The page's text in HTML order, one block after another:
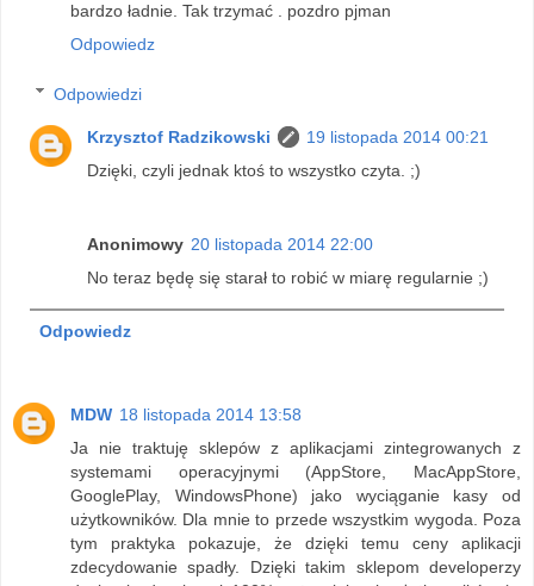
bardzo ładnie. Tak trzymać . pozdro pjman
Odpowiedz
Odpowiedzi
Krzysztof Radzikowski
19 listopada 2014 00:21
Dzięki, czyli jednak ktoś to wszystko czyta. ;)
Anonimowy 20 listopada 2014 22:00
No teraz będę się starał to robić w miarę regularnie ;)
Odpowiedz
MDW 18 listopada 2014 13:58
Ja nie traktuję sklepów z aplikacjami zintegrowanych z
systemami operacyjnymi (AppStore, MacAppStore,
GooglePlay, WindowsPhone) jako wyciąganie kasy od
użytkowników. Dla mnie to przede wszystkim wygoda. Poza
tym praktyka pokazuje, że dzięki temu ceny aplikacji
zdecydowanie spadły. Dzięki takim sklepom developerzy